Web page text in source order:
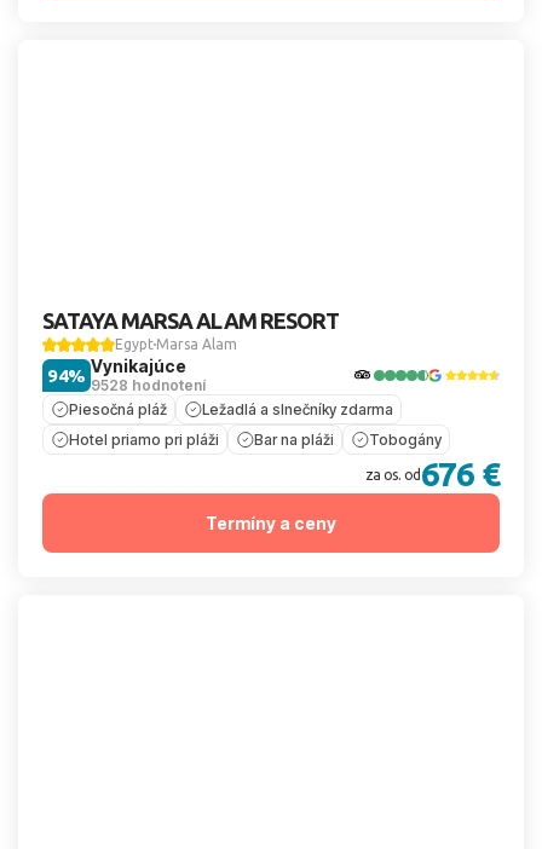
SATAYA MARSA ALAM RESORT
Egypt Marsa Alam
Vynikajúce
9528 hodnotení
94%
Piesočná pláž
Ležadlá a slnečníky zdarma
Hotel priamo pri pláži
Bar na pláži Tobogány
za os. od 676 €
Termíny a ceny